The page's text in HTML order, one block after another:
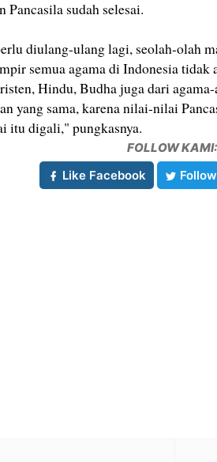
Pancasila sudah selesai.
diulang-ulang lagi, seolah-olah
semua agama di Indonesia tidak
Hindu, Budha juga dari
yang sama, karena nilai-nilai
itu digali," pungkasnya.
FOLLOW KAMI:
Like Facebook